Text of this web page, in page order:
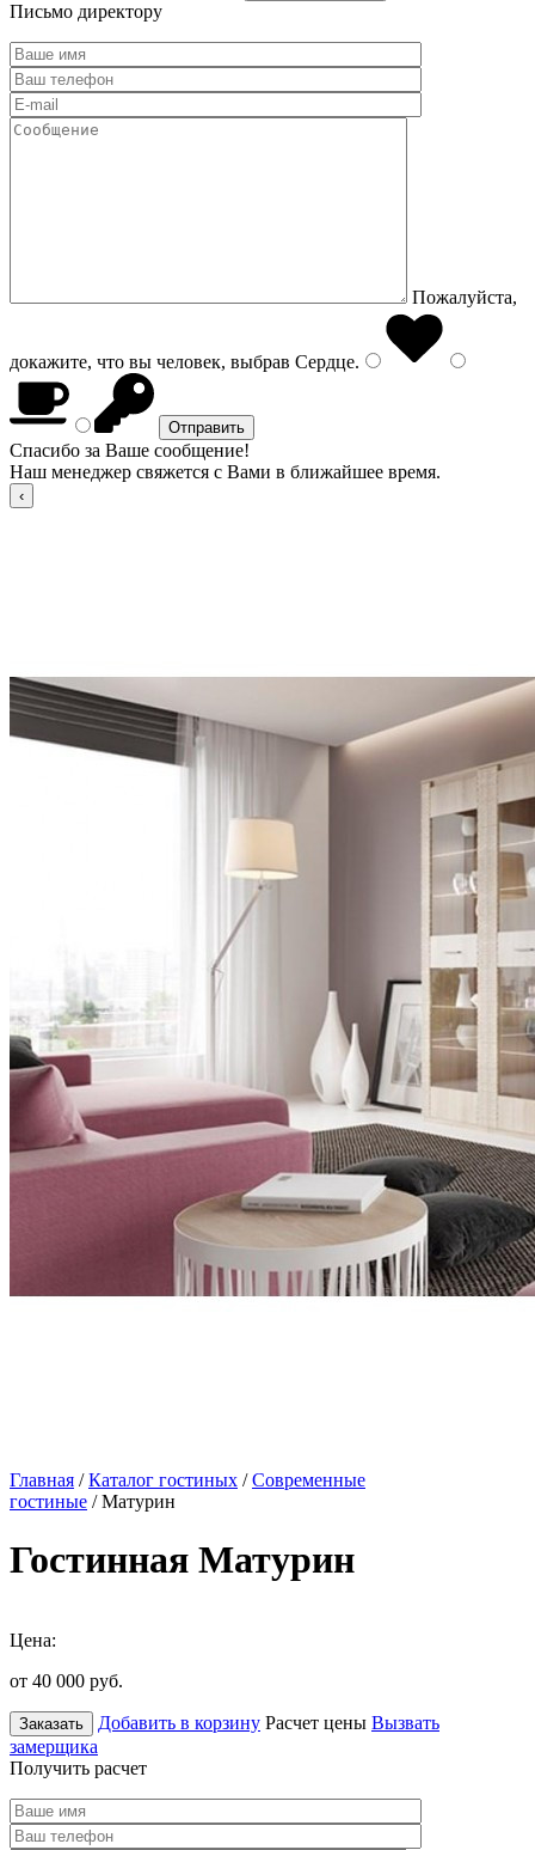
Письмо директору
Пожалуйста,
докажите, что вы человек, выбрав Сердце.
Спасибо за Ваше сообщение!
Наш менеджер свяжется с Вами в ближайшее время.
Главная /Каталог гостиных /Современные
гостиные / Матурин
Гостинная Матурин
Цена:
от 40 000 руб.
Заказать Добавить в корзину Расчет цены Вызвать
замерщика
Получить расчет